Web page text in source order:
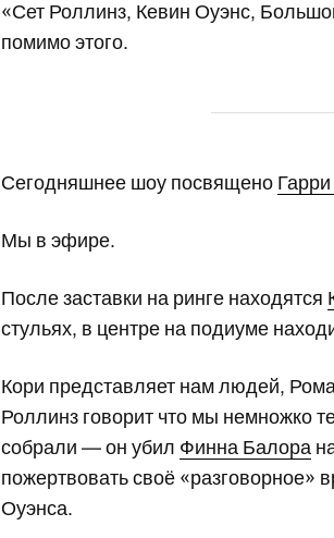
«Сет Роллинз, Кевин Оуэнс,
помимо этого.
Сегодняшнее шоу посвящено
Мы в эфире.
После заставки на ринге находятся
стульях, в центре на подиуме
Кори представляет нам людей,
Роллинз говорит что мы немножко
собрали — он убил Финна Балора
пожертвовать своё «разговорное»
Оуэнса.